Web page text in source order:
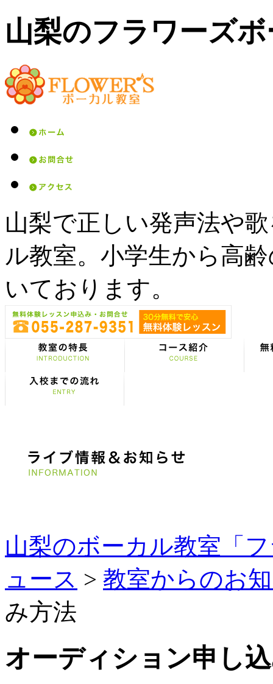
山梨のフラワーズ
山梨で正しい発声法や
ル教室。小学生から高
いております。
山梨のボーカル教室「
ュース > 教室からのお
み方法
オーディション申し